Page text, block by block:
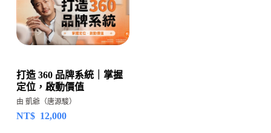
打造 360 品牌系統｜掌握
定位，啟動價值
由 凱爺（唐源駿）
NT$ 12,000